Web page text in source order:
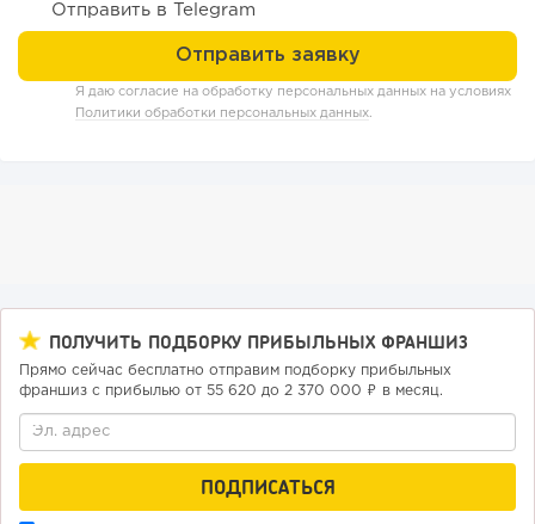
Отзыв SSL-сертификатов у банков: как это влияет на
российский...
Отправить в Telegram
Я даю согласие на обработку персональных данных на условиях
Политики обработки персональных данных
ПОЛУЧИТЬ ПОДБОРКУ ПРИБЫЛЬНЫХ ФРАНШИЗ
Прямо сейчас бесплатно отправим подборку прибыльных
франшиз с прибылью от 55 620 до 2 370 000 ₽ в месяц.